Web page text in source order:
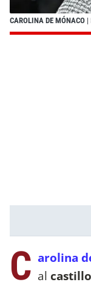
CAROLINA DE MÓNACO |
C arolina
al